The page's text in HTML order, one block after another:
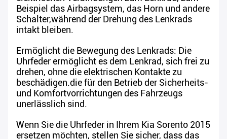
Beispiel das Airbagsystem, das Horn und andere
Schalter,während der Drehung des Lenkrads
intakt bleiben.
Ermöglicht die Bewegung des Lenkrads: Die
Uhrfeder ermöglicht es dem Lenkrad, sich frei zu
drehen, ohne die elektrischen Kontakte zu
beschädigen.die für den Betrieb der Sicherheits-
und Komfortvorrichtungen des Fahrzeugs
unerlässlich sind.
Wenn Sie die Uhrfeder in Ihrem Kia Sorento 2015
ersetzen möchten, stellen Sie sicher, dass das